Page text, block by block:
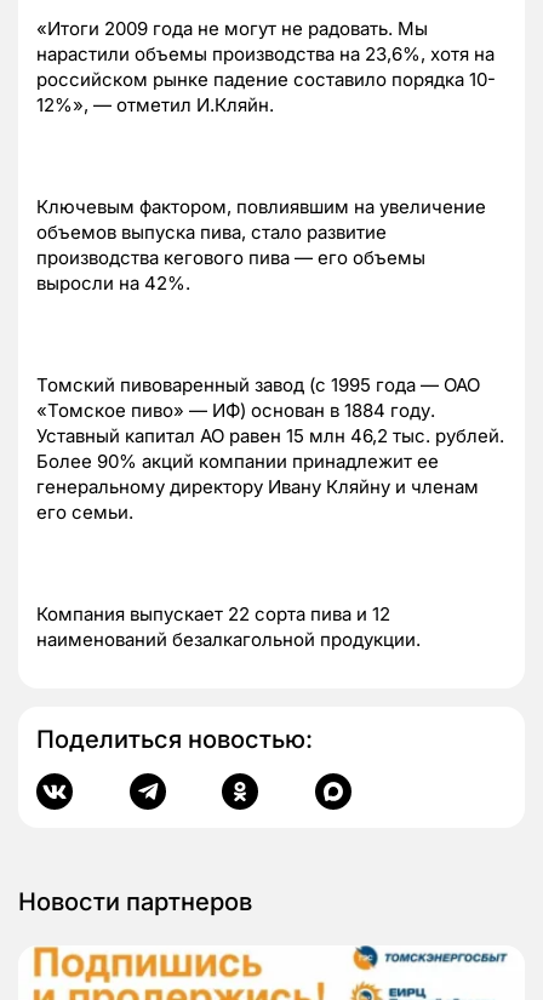
«Итоги 2009 года не могут не радовать. Мы
нарастили объемы производства на 23,6%, хотя на
российском рынке падение составило порядка 10-
12%», — отметил И.Кляйн.
Ключевым фактором, повлиявшим на увеличение
объемов выпуска пива, стало развитие
производства кегового пива — его объемы
выросли на 42%.
Томский пивоваренный завод (с 1995 года — ОАО
«Томское пиво» — ИФ) основан в 1884 году.
Уставный капитал АО равен 15 млн 46,2 тыс. рублей.
Более 90% акций компании принадлежит ее
генеральному директору Ивану Кляйну и членам
его семьи.
Компания выпускает 22 сорта пива и 12
наименований безалкагольной продукции.
Поделиться новостью:
Новости партнеров